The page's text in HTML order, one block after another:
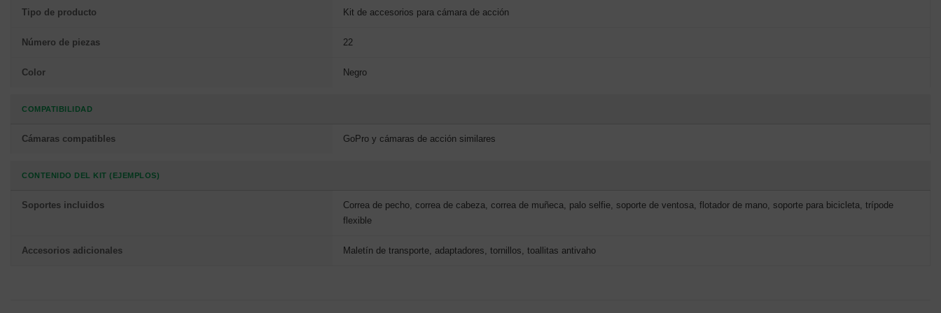
Tipo de producto Kit de accesorios para cámara de acción
Número de piezas 22
Color Negro
COMPATIBILIDAD
Cámaras compatibles GoPro y cámaras de acción similares
CONTENIDO DEL KIT (EJEMPLOS)
Soportes incluidos
Correa de pecho, correa de cabeza, correa de muñeca, palo selfie, soporte de ventosa, flotador de mano, soporte para bicicleta, trípode
flexible
Accesorios adicionales Maletín de transporte, adaptadores, tornillos, toallitas antivaho